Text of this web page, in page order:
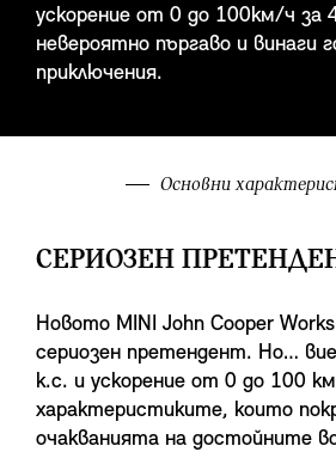
ускорение от 0 до 100км/ч за
невероятно пъргаво и винаги
приключения.
Основни
СЕРИОЗЕН
Новото MINI John Cooper
сериозен претендент. Но…
к.с. и ускорение от 0 до 100
характеристиките, които
очакванията на достойните